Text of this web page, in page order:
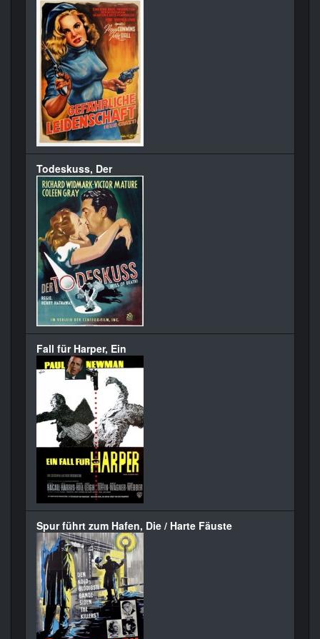
Todeskuss, Der
Fall für Harper, Ein
Spur führt zum Hafen, Die / Harte Fäuste